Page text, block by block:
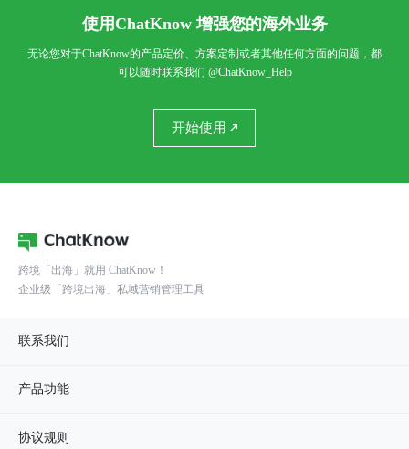
使用ChatKnow 增强您的海外业务
无论您对于ChatKnow的产品定价、方案定制或者其他任何方面的问题，都
可以随时联系我们 @ChatKnow_Help
开始使用
跨境「出海」就用 ChatKnow！
企业级「跨境出海」私域营销管理工具
联系我们
产品功能
协议规则